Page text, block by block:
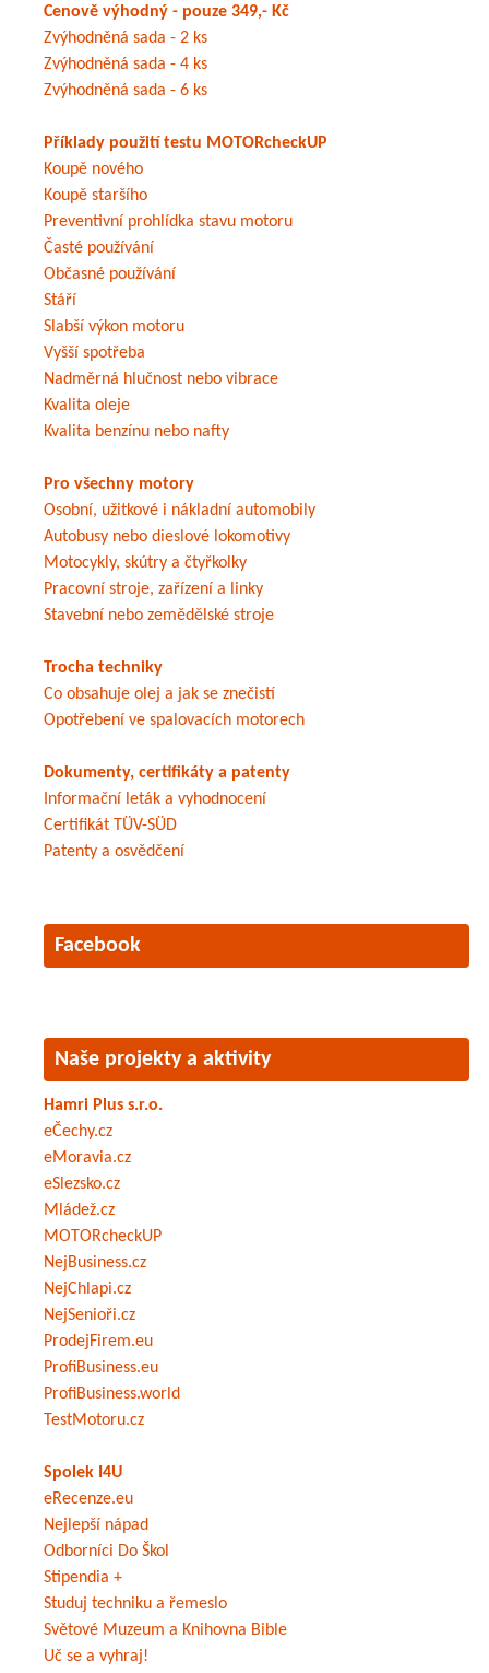
Cenově výhodný - pouze 349,- Kč
Zvýhodněná sada - 2 ks
Zvýhodněná sada - 4 ks
Zvýhodněná sada - 6 ks
Příklady použití testu MOTORcheckUP
Koupě nového
Koupě staršího
Preventivní prohlídka stavu motoru
Časté používání
Občasné používání
Stáří
Slabší výkon motoru
Vyšší spotřeba
Nadměrná hlučnost nebo vibrace
Kvalita oleje
Kvalita benzínu nebo nafty
Pro všechny motory
Osobní, užitkové i nákladní automobily
Autobusy nebo dieslové lokomotivy
Motocykly, skútry a čtyřkolky
Pracovní stroje, zařízení a linky
Stavební nebo zemědělské stroje
Trocha techniky
Co obsahuje olej a jak se znečistí
Opotřebení ve spalovacích motorech
Dokumenty, certifikáty a patenty
Informační leták a vyhodnocení
Certifikát TÜV-SÜD
Patenty a osvědčení
Facebook
Naše projekty a aktivity
Hamri Plus s.r.o.
eČechy.cz
eMoravia.cz
eSlezsko.cz
Mládež.cz
MOTORcheckUP
NejBusiness.cz
NejChlapi.cz
NejSenioři.cz
ProdejFirem.eu
ProfiBusiness.eu
ProfiBusiness.world
TestMotoru.cz
Spolek I4U
eRecenze.eu
Nejlepší nápad
Odborníci Do Škol
Stipendia +
Studuj techniku a řemeslo
Světové Muzeum a Knihovna Bible
Uč se a vyhraj!